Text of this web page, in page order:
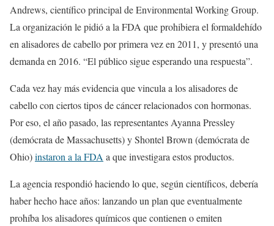
Andrews, científico principal de Environmental Working Group.
La organización le pidió a la FDA que prohibiera el formaldehído
en alisadores de cabello por primera vez en 2011, y presentó una
demanda en 2016. “El público sigue esperando una respuesta”.
Cada vez hay más evidencia que vincula a los alisadores de
cabello con ciertos tipos de cáncer relacionados con hormonas.
Por eso, el año pasado, las representantes Ayanna Pressley
(demócrata de Massachusetts) y Shontel Brown (demócrata de
Ohio)instaron a la FDAa que investigara estos productos.
La agencia respondió haciendo lo que, según científicos, debería
haber hecho hace años: lanzando un plan que eventualmente
prohíba los alisadores químicos que contienen o emiten